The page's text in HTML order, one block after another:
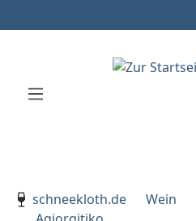
Zur Hauptnavigation springen
schneekloth.de
Wein